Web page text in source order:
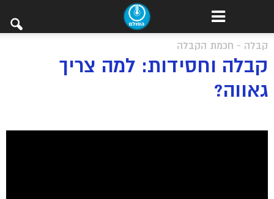
קבלה - חכמת הקבלה
קבלה וחסידות: למה צריך
גאווה?